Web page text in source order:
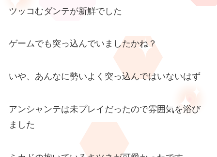
ツッコむダンテが新鮮でした
ゲームでも突っ込んでいましたかね？
いや、あんなに勢いよく突っ込んではいないはず
アンシャンテは未プレイだったので雰囲気を浴び
ました